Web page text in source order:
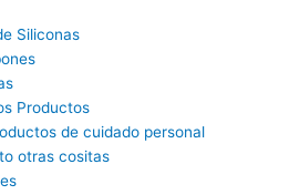
Siliconas
Productos
de cuidado personal
otras cositas